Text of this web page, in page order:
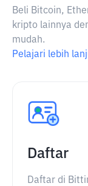
Beli Bitcoin,
kripto lainnya
mudah.
Pelajari lebih
Daftar
Daftar di